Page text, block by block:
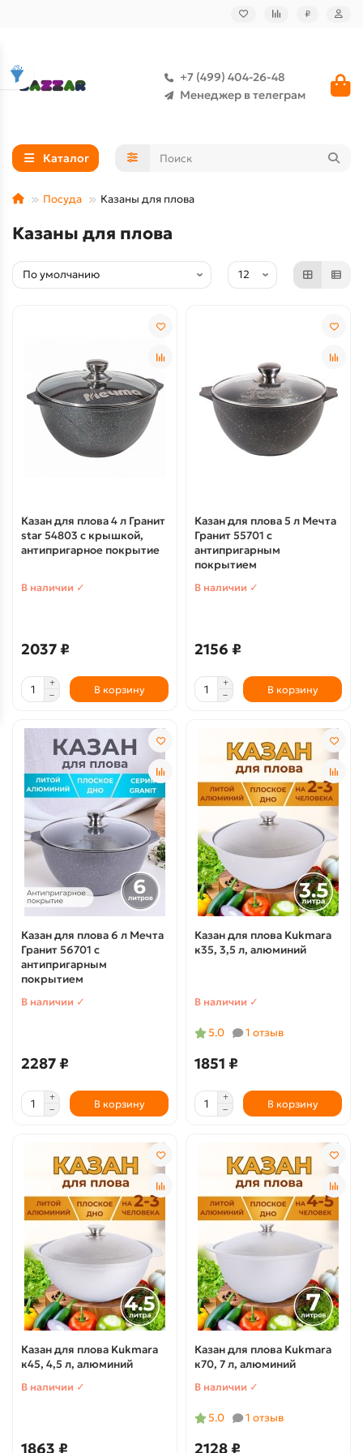
₽
+7 (499) 404-26-48
Менеджер в телеграм
Каталог
Посуда Казаны для плова
Казаны для плова
Казан для плова 4 л Гранит
star 54803 с крышкой,
антипригарное покрытие
В наличии ✓
2037 ₽
В корзину
Казан для плова 5 л Мечта
Гранит 55701 с
антипригарным
покрытием
В наличии ✓
2156 ₽
В корзину
Казан для плова 6 л Мечта
Гранит 56701 с
антипригарным
покрытием
В наличии ✓
2287 ₽
В корзину
Казан для плова Kukmara
к35, 3,5 л, алюминий
В наличии ✓
5.0 1 отзыв
1851 ₽
В корзину
Казан для плова Kukmara
к45, 4,5 л, алюминий
В наличии ✓
1863 ₽
Казан для плова Kukmara
к70, 7 л, алюминий
В наличии ✓
5.0 1 отзыв
2128 ₽